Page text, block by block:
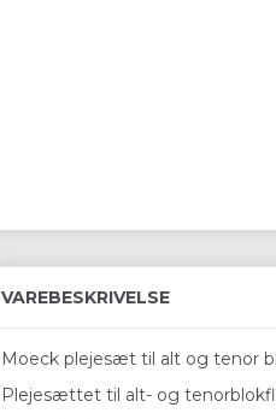
VAREBESKRIVELSE
Moeck plejesæt til alt og tenor
Plejesættet til alt- og